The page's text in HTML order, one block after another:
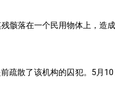
骸落在一个民用物体上，造成
疏散了该机构的囚犯。5月